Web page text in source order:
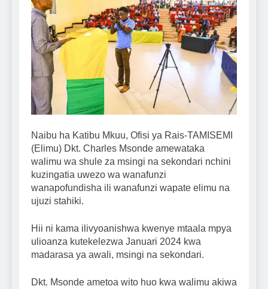
Naibu ha Katibu Mkuu, Ofisi ya Rais-TAMISEMI
(Elimu) Dkt. Charles Msonde amewataka
walimu wa shule za msingi na sekondari nchini
kuzingatia uwezo wa wanafunzi
wanapofundisha ili wanafunzi wapate elimu na
ujuzi stahiki.
Hii ni kama ilivyoanishwa kwenye mtaala mpya
ulioanza kutekelezwa Januari 2024 kwa
madarasa ya awali, msingi na sekondari.
Dkt. Msonde ametoa wito huo kwa walimu akiwa